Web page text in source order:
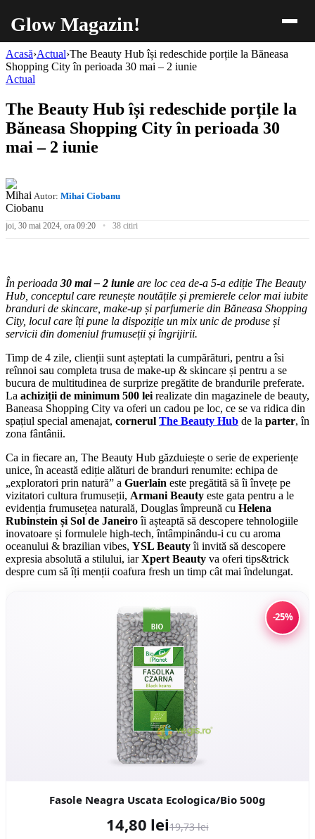
Glow Magazin!
Acasă›Actual›The Beauty Hub își redeschide porțile la Băneasa
Shopping City în perioada 30 mai – 2 iunie
Actual
The Beauty Hub își redeschide porțile la
Băneasa Shopping City în perioada 30
mai – 2 iunie
Autor: Mihai Ciobanu
joi, 30 mai 2024, ora 09:20 38 citiri
În perioada 30 mai – 2 iunie are loc cea de-a 5-a ediție The Beauty
Hub , conceptul care reunește noutățile și premierele celor mai iubite
branduri de skincare, make-up și parfumerie din Băneasa Shopping
City, locul care îți pune la dispoziție un mix unic de produse și
servicii din domeniul frumuseții și îngrijirii.
Timp de 4 zile, clienții sunt așteptati la cumpărături, pentru a îsi
reînnoi sau completa trusa de make-up & skincare și pentru a se
bucura de multitudinea de surprize pregătite de brandurile preferate.
La achiziții de minimum 500 lei realizate din magazinele de beauty,
Baneasa Shopping City va oferi un cadou pe loc, ce se va ridica din
spațiul special amenajat, cornerul The Beauty Hub de la parter, în
zona fântânii.
Ca in fiecare an, The Beauty Hub găzduiește o serie de experiențe
unice, în această ediție alături de branduri renumite: echipa de
„exploratori prin natură” a Guerlain este pregătită să îi învețe pe
vizitatori cultura frumuseții, Armani Beauty este gata pentru a le
evidenția frumusețea naturală, Douglas împreună cu Helena
Rubinstein și Sol de Janeiroîi așteaptă să descopere tehnologiile
inovatoare și formulele high-tech, întâmpinându-i cu cu aroma
oceanului & brazilian vibes, YSL Beautyîi invită să descopere
expresia absolută a stilului, iarXpert Beauty va oferi tips&trick
despre cum să îți menții coafura fresh un timp cât mai îndelungat.
-25%
Fasole Neagra Uscata Ecologica/Bio 500g
14,80 lei19,73 lei